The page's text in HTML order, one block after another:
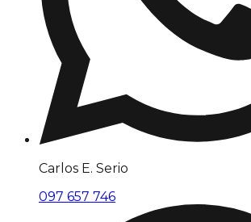
Carlos E. Serio
097 657 746